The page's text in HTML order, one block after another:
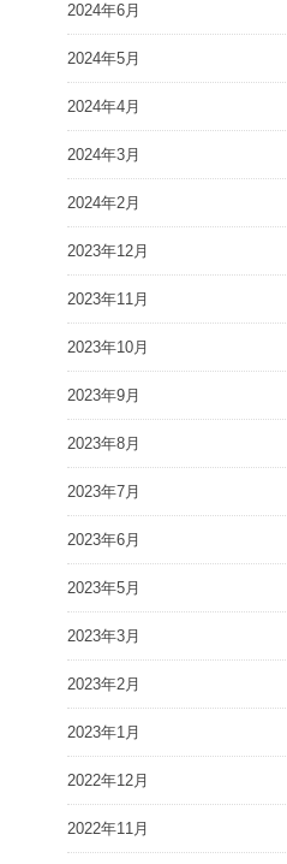
2024年6月
2024年5月
2024年4月
2024年3月
2024年2月
2023年12月
2023年11月
2023年10月
2023年9月
2023年8月
2023年7月
2023年6月
2023年5月
2023年3月
2023年2月
2023年1月
2022年12月
2022年11月